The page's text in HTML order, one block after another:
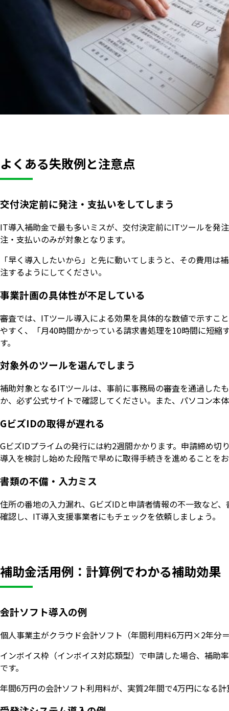
よくある失敗例と注意点
交付決定前に発注・支払いをしてしまう
IT導入補助金で最も多いミスが、交付決定前にITツールを発
注・支払いのみが対象となります。
「早く導入したいから」と先に動いてしまうと、その費用
注するようにしてください。
事業計画の具体性が不足している
審査では、ITツール導入による効果を具体的な数値で示すこ
やすく、「月40時間かかっている請求書処理を10時間に短
す。
対象外のツールを選んでしまう
補助対象となるITツールは、事前に事務局の審査を通過した
か、必ず公式サイトで確認してください。また、パソコン本
GビズIDの取得が遅れる
GビズIDプライムの発行には約2週間かかります。申請締め
導入を検討し始めた段階で早めに取得手続きを進めることを
書類の不備・入力ミス
住所の番地の入力漏れ、GビズIDと申請者情報の不一致など
確認し、IT導入支援事業者にもチェックを依頼しましょう。
補助金活用例：計算例でわかる補助効果
会計ソフト導入の例
個人事業主がクラウド会計ソフト（年間利用料6万円×2年分
インボイス枠（インボイス対応類型）で申請した場合、補
です。
年間6万円の会計ソフト利用料が、実質2年間で4万円になる